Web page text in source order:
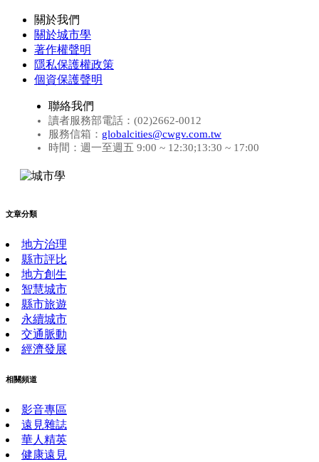
關於我們
關於城市學
著作權聲明
隱私保護權政策
個資保護聲明
聯絡我們
讀者服務部電話：(02)2662-0012
服務信箱： globalcities@cwgv.com.tw
時間：週一至週五 9:00 ~ 12:30;13:30 ~ 17:00
文章分類
地方治理
縣市評比
地方創生
智慧城市
縣市旅遊
永續城市
交通脈動
經濟發展
相關頻道
影音專區
遠見雜誌
華人精英
健康遠見